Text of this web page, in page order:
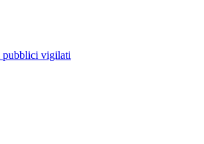
pubblici vigilati